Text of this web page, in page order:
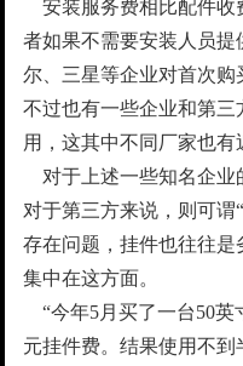
安装服务费相比配件收
者如果不需要安装人员
尔、三星等企业对首次购
不过也有一些企业和第
用，这其中不同厂家也有
对于上述一些知名企业
对于第三方来说，则可谓
存在问题，挂件也往往
集中在这方面。
“今年5月买了一台50英
元挂件费。结果使用不